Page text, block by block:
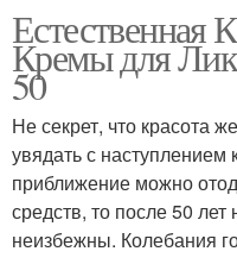
Естественная
Кремы для
50
Не секрет, что красота
увядать с наступлением
приближение можно
средств, то после 50
неизбежны. Колебания